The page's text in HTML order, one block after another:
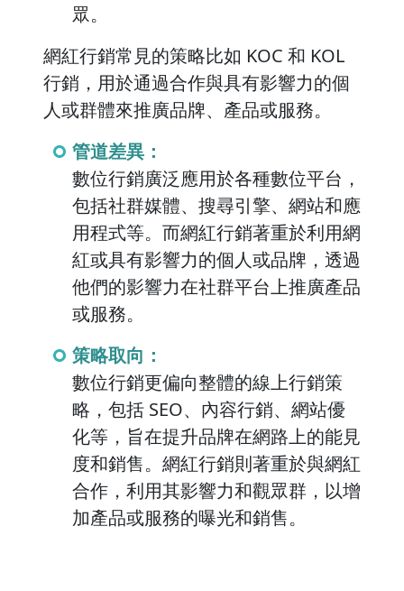
眾。
網紅行銷常見的策略比如 KOC 和 KOL
行銷，用於通過合作與具有影響力的個
人或群體來推廣品牌、產品或服務。
管道差異：
數位行銷廣泛應用於各種數位平台，
包括社群媒體、搜尋引擎、網站和應
用程式等。而網紅行銷著重於利用網
紅或具有影響力的個人或品牌，透過
他們的影響力在社群平台上推廣產品
或服務。
策略取向：
數位行銷更偏向整體的線上行銷策
略，包括 SEO、內容行銷、網站優
化等，旨在提升品牌在網路上的能見
度和銷售。網紅行銷則著重於與網紅
合作，利用其影響力和觀眾群，以增
加產品或服務的曝光和銷售。